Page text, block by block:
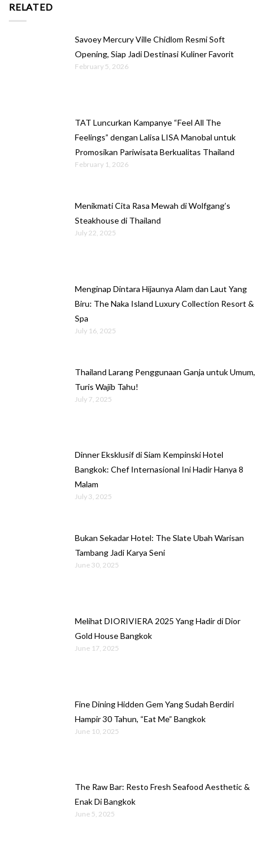
RELATED
Savoey Mercury Ville Chidlom Resmi Soft
Opening, Siap Jadi Destinasi Kuliner Favorit
February 5, 2026
TAT Luncurkan Kampanye “Feel All The
Feelings” dengan Lalisa LISA Manobal untuk
Promosikan Pariwisata Berkualitas Thailand
February 1, 2026
Menikmati Cita Rasa Mewah di Wolfgang’s
Steakhouse di Thailand
July 22, 2025
Menginap Dintara Hijaunya Alam dan Laut Yang
Biru: The Naka Island Luxury Collection Resort &
Spa
July 16, 2025
Thailand Larang Penggunaan Ganja untuk Umum,
Turis Wajib Tahu!
July 7, 2025
Dinner Eksklusif di Siam Kempinski Hotel
Bangkok: Chef Internasional Ini Hadir Hanya 8
Malam
July 3, 2025
Bukan Sekadar Hotel: The Slate Ubah Warisan
Tambang Jadi Karya Seni
June 30, 2025
Melihat DIORIVIERA 2025 Yang Hadir di Dior
Gold House Bangkok
June 17, 2025
Fine Dining Hidden Gem Yang Sudah Berdiri
Hampir 30 Tahun, “Eat Me” Bangkok
June 10, 2025
The Raw Bar: Resto Fresh Seafood Aesthetic &
Enak Di Bangkok
June 5, 2025